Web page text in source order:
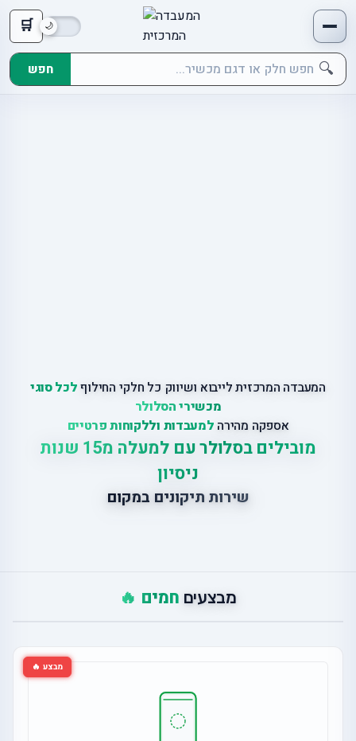
🛒
🔍 חפש
המעבדה המרכזית לייבוא ושיווק כל חלקי החילוףלכל סוגי
מכשירי הסלולר
אספקה מהירה למעבדות וללקוחות פרטיים
מובילים בסלולר עם למעלה מ15 שנות
ניסיון
שירות תיקונים במקום
מבצעים חמים 🔥
מבצע 🔥